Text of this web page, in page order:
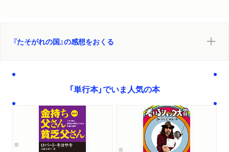
『たそがれの国』の感想をおくる
「単行本」でいま人気の本